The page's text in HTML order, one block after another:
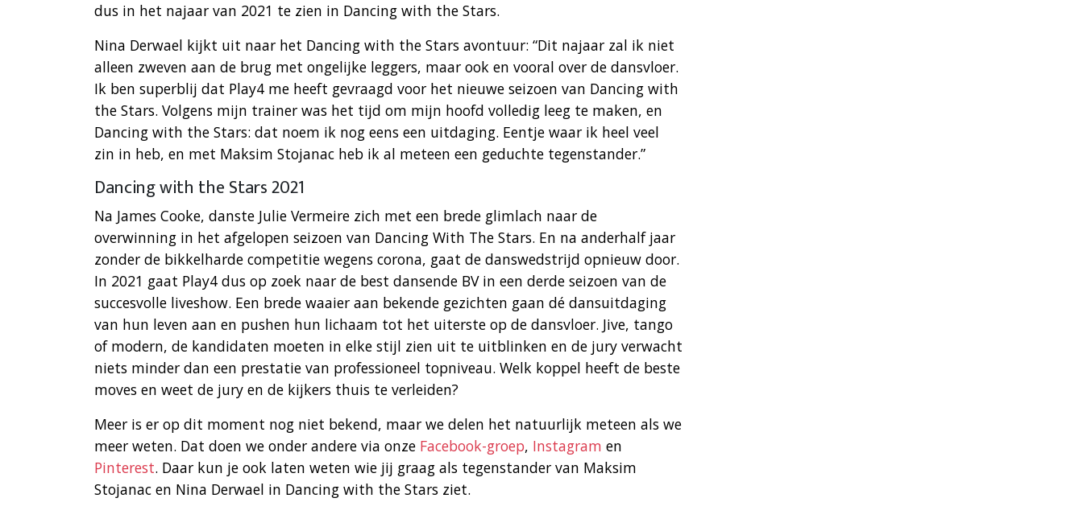
dus in het najaar van 2021 te zien in Dancing with the Stars.
Nina Derwael kijkt uit naar het Dancing with the Stars avontuur: “Dit najaar zal ik niet
alleen zweven aan de brug met ongelijke leggers, maar ook en vooral over de dansvloer.
Ik ben superblij dat Play4 me heeft gevraagd voor het nieuwe seizoen van Dancing with
the Stars. Volgens mijn trainer was het tijd om mijn hoofd volledig leeg te maken, en
Dancing with the Stars: dat noem ik nog eens een uitdaging. Eentje waar ik heel veel
zin in heb, en met Maksim Stojanac heb ik al meteen een geduchte tegenstander.”
Dancing with the Stars 2021
Na James Cooke, danste Julie Vermeire zich met een brede glimlach naar de
overwinning in het afgelopen seizoen van Dancing With The Stars. En na anderhalf jaar
zonder de bikkelharde competitie wegens corona, gaat de danswedstrijd opnieuw door.
In 2021 gaat Play4 dus op zoek naar de best dansende BV in een derde seizoen van de
succesvolle liveshow. Een brede waaier aan bekende gezichten gaan dé dansuitdaging
van hun leven aan en pushen hun lichaam tot het uiterste op de dansvloer. Jive, tango
of modern, de kandidaten moeten in elke stijl zien uit te uitblinken en de jury verwacht
niets minder dan een prestatie van professioneel topniveau. Welk koppel heeft de beste
moves en weet de jury en de kijkers thuis te verleiden?
Meer is er op dit moment nog niet bekend, maar we delen het natuurlijk meteen als we
meer weten. Dat doen we onder andere via onze Facebook-groep, Instagram en
Pinterest. Daar kun je ook laten weten wie jij graag als tegenstander van Maksim
Stojanac en Nina Derwael in Dancing with the Stars ziet.